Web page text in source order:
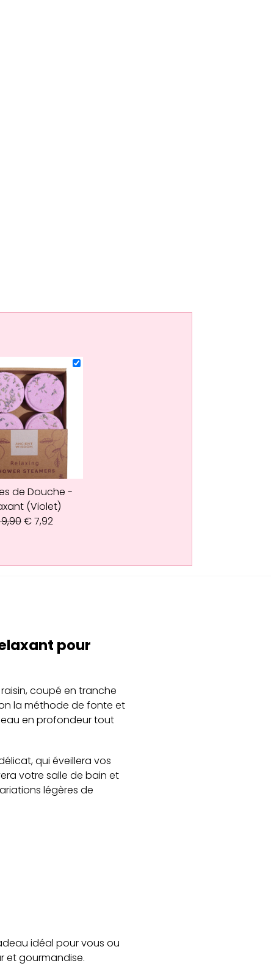
de Douche -
(Violet)
€7,92
pour
coupé en tranche
la méthode de fonte et
en profondeur tout
qui éveillera vos
votre salle de bain et
légères de
idéal pour vous ou
et gourmandise.